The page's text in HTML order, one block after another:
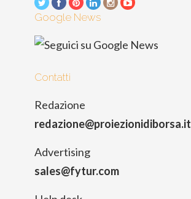
Google News
Contatti
Redazione
redazione@proiezionidiborsa.it
Advertising
sales@fytur.com